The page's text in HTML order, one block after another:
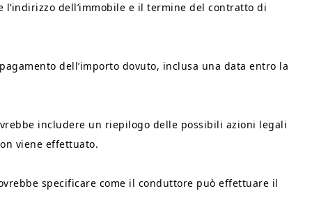
dell’immobile e il termine del contratto di
dell’importo dovuto, inclusa una data entro la
includere un riepilogo delle possibili azioni legali
viene effettuato.
specificare come il conduttore può effettuare il